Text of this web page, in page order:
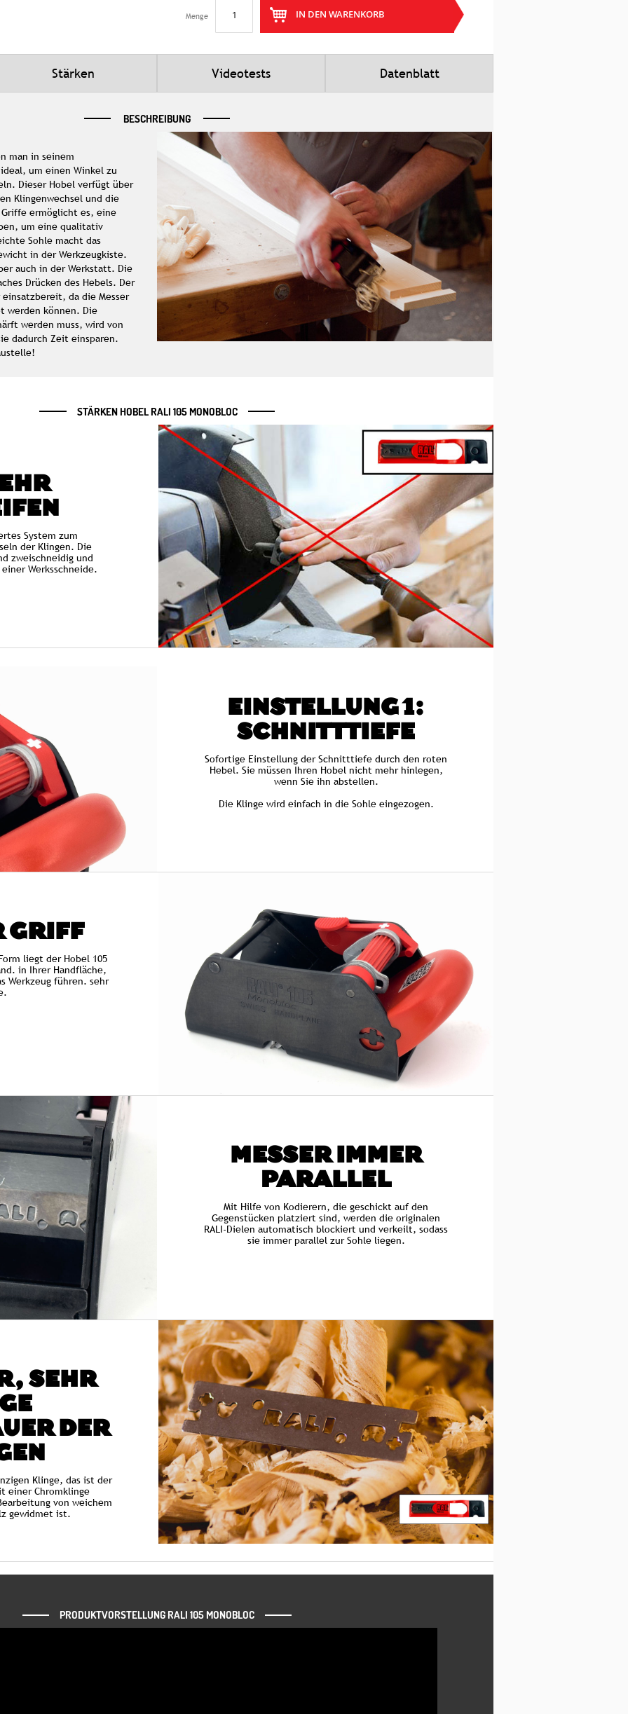
Menge IN DEN WARENKORB
Stärken Videotests Datenblatt
BESCHREIBUNG
man in seinem
um einen Winkel zu
Dieser Hobel verfügt über
Klingenwechsel und die
ermöglicht es, eine
um eine qualitativ
Sohle macht das
in der Werkzeugkiste.
auch in der Werkstatt. Die
Drücken des Hebels. Der
einsatzbereit, da die Messer
werden können. Die
werden muss, wird von
dadurch Zeit einsparen.
STÄRKEN HOBEL RALI 105 MONOBLOC
System zum
der Klingen. Die
zweischneidig und
Werksschneide.
EINSTELLUNG 1:
SCHNITTTIEFE
Sofortige Einstellung der Schnitttiefe durch den roten
Hebel. Sie müssen Ihren Hobel nicht mehr hinlegen,
wenn Sie ihn abstellen.
Die Klinge wird einfach in die Sohle eingezogen.
GRIFF
liegt der Hobel 105
in Ihrer Handfläche,
Werkzeug führen. sehr
MESSER IMMER
PARALLEL
Mit Hilfe von Kodierern, die geschickt auf den
Gegenstücken platziert sind, werden die originalen
RALI-Dielen automatisch blockiert und verkeilt, sodass
sie immer parallel zur Sohle liegen.
SEHR
DER
Klinge, das ist der
einer Chromklinge
von weichem
gewidmet ist.
PRODUKTVORSTELLUNG RALI 105 MONOBLOC